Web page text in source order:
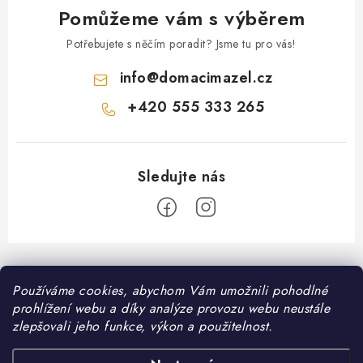
Používáme cookies, abychom Vám umožnili pohodlné
prohlížení webu a díky analýze provozu webu neustále
zlepšovali jeho funkce, výkon a použitelnost.
Pomůžeme vám s výběrem
Potřebujete s něčím poradit? Jsme tu pro vás!
info@domacimazel.cz
+420 555 333 265
Z
á
Informace pro vás
Kontakt
Možnosti dopravy
❤️ Oblíbené kategorie